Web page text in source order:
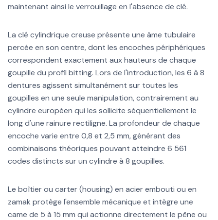
maintenant ainsi le verrouillage en l'absence de clé.
La clé cylindrique creuse présente une âme tubulaire
percée en son centre, dont les encoches périphériques
correspondent exactement aux hauteurs de chaque
goupille du profil bitting. Lors de l'introduction, les 6 à 8
dentures agissent simultanément sur toutes les
goupilles en une seule manipulation, contrairement au
cylindre européen qui les sollicite séquentiellement le
long d'une rainure rectiligne. La profondeur de chaque
encoche varie entre 0,8 et 2,5 mm, générant des
combinaisons théoriques pouvant atteindre 6 561
codes distincts sur un cylindre à 8 goupilles.
Le boîtier ou carter (housing) en acier embouti ou en
zamak protège l'ensemble mécanique et intègre une
came de 5 à 15 mm qui actionne directement le pêne ou